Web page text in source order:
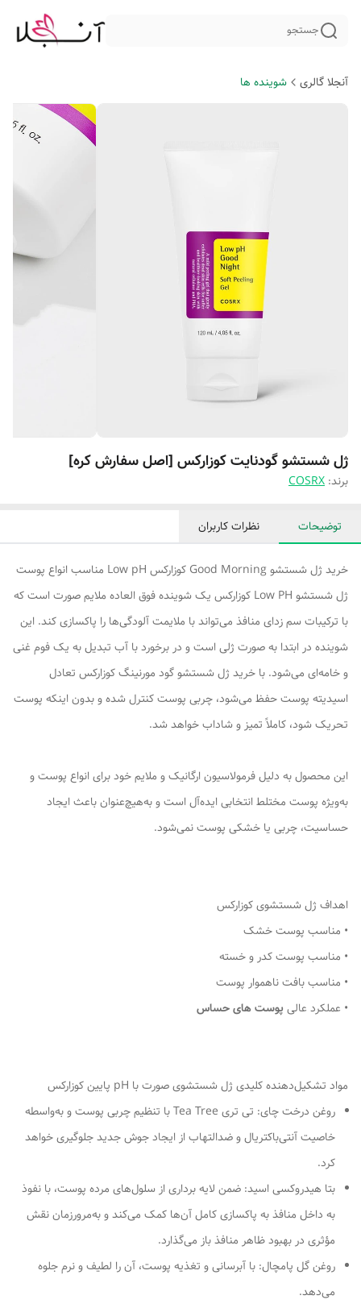
جستجو
آنجلا گالری شوینده ها
ژل شستشو گود‌نایت کوزارکس [اصل سفارش کره]
برند: COSRX
توضیحات نظرات کاربران
خرید ژل شستشو Good Morning کوزارکس Low pH مناسب انواع پوست
ژل شستشو Low PH کوزارکس یک شوینده فوق العاده ملایم صورت است که
با ترکیبات سم زدای منافذ می‌تواند با ملایمت آلودگی‌ها را پاکسازی کند. این
شوینده در ابتدا به صورت ژلی است و در برخورد با آب تبدیل به یک فوم غنی
و خامه‌ای می‌شود. با خرید ژل شستشو گود مورنینگ کوزارکس تعادل
اسیدیته پوست حفظ می‌شود، چربی پوست کنترل شده و بدون اینکه پوست
تحریک شود، کاملاً تمیز و شاداب خواهد شد.
این محصول به دلیل فرمولاسیون ارگانیک و ملایم خود برای انواع پوست و
به‌ویژه پوست مختلط انتخابی ایده‌آل است و به‌هیچ‌عنوان باعث ایجاد
حساسیت، چربی یا خشکی پوست نمی‌شود.
اهداف ژل شستشوی کوزارکس
• مناسب پوست خشک
• مناسب پوست کدر و خسته
• مناسب بافت ناهموار پوست
• عملکرد عالی پوست های حساس
مواد تشکیل‌دهنده کلیدی ژل شستشوی صورت با pH پایین کوزارکس
روغن درخت چای: تی تری Tea Tree با تنظیم چربی پوست و به‌واسطه
خاصیت آنتی‌باکتریال و ضدالتهاب از ایجاد جوش جدید جلوگیری خواهد
کرد.
بتا هیدروکسی اسید: ضمن لایه برداری از سلول‌های مرده پوست، با نفوذ
به داخل منافذ به پاکسازی کامل آن‌ها کمک می‌کند و به‌مرورزمان نقش
مؤثری در بهبود ظاهر منافذ باز می‌گذارد.
روغن گل پامچال: با آبرسانی و تغذیه پوست، آن را لطیف و نرم جلوه
می‌دهد.